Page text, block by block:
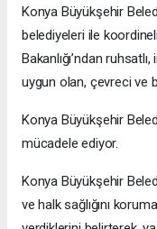
Konya Büyükşehir
belediyeleri ile
Bakanlığı’ndan
uygun olan, çevreci ve
Konya Büyükşehir
mücadele ediyor.
Konya Büyükşehir
ve halk sağlığını